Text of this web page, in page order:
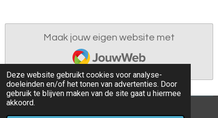
Deze website gebruikt cookies voor analyse-
doeleinden en/of het tonen van advertenties. Door
gebruik te blijven maken van de site gaat u hiermee
akkoord.
Maak jouw eigen website met
JouwWeb